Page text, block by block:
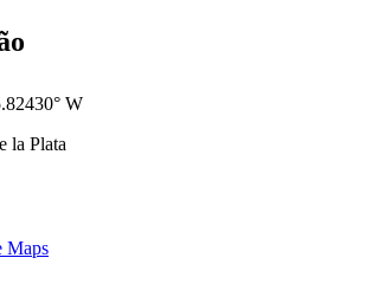
° W
la Plata
Maps